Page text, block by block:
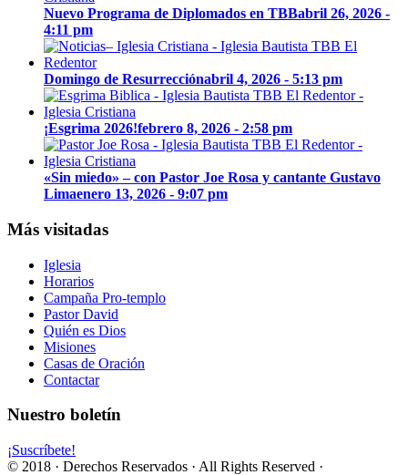
Nuevo Programa de Diplomados en TBBabril 26, 2026 -
4:11 pm
Domingo de Resurrecciónabril 4, 2026 - 5:13 pm
¡Esgrima 2026!febrero 8, 2026 - 2:58 pm
«Sin miedo» – con Pastor Joe Rosa y cantante Gustavo
Limaenero 13, 2026 - 9:07 pm
Más visitadas
Iglesia
Horarios
Campaña Pro-templo
Pastor David
Quién es Dios
Misiones
Casas de Oración
Contactar
Nuestro boletín
¡Suscríbete!
© 2018 · Derechos Reservados · All Rights Reserved ·